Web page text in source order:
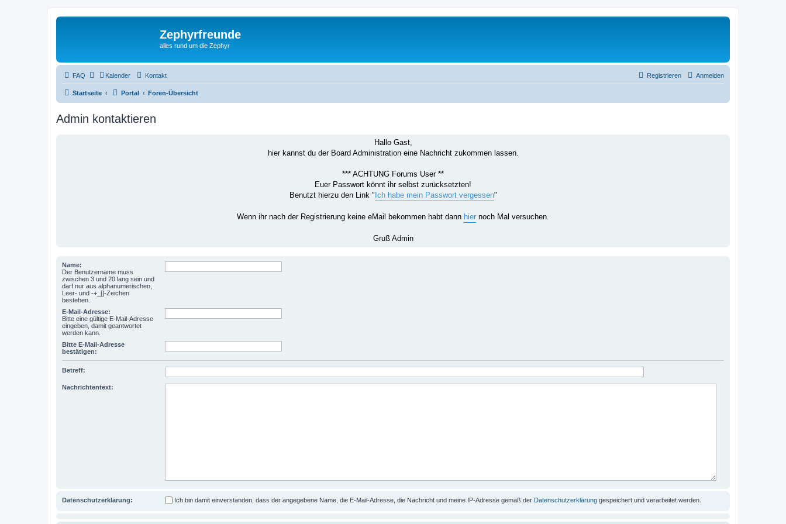
Zephyrfreunde
alles rund um die Zephyr
FAQ Kalender Kontakt Anmelden
Registrieren
Startseite Portal Foren-Übersicht
Admin kontaktieren
Hallo Gast,
hier kannst du der Board Administration eine Nachricht zukommen lassen.
*** ACHTUNG Forums User **
Euer Passwort könnt ihr selbst zurücksetzten!
Benutzt hierzu den Link "Ich habe mein Passwort vergessen"
Wenn ihr nach der Registrierung keine eMail bekommen habt dann hier noch Mal versuchen.
Gruß Admin
Name:
Der Benutzername muss
zwischen 3 und 20 lang sein und
darf nur aus alphanumerischen,
Leer- und -+_[]-Zeichen
bestehen.
E-Mail-Adresse:
Bitte eine gültige E-Mail-Adresse
eingeben, damit geantwortet
werden kann.
Bitte E-Mail-Adresse
bestätigen:
Betreff:
Nachrichtentext:
Datenschutzerklärung: Ich bin damit einverstanden, dass der angegebene Name, die E-Mail-Adresse, die Nachricht und meine IP-Adresse gemäß der Datenschutzerklärung gespeichert und verarbeitet werden.